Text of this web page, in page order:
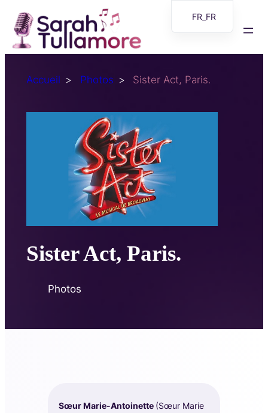
Aller
au
contenu
Accueil Photos Sister Act, Paris.
Sister Act, Paris.
Photos
Sœur Marie-Antoinette (Sœur Marie
FR_FR